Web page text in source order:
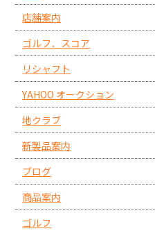
店舗案内
ゴルフ．スコア
リシャフト
YAHOO オークション
地クラブ
新製品案内
ブログ
商品案内
ゴルフ